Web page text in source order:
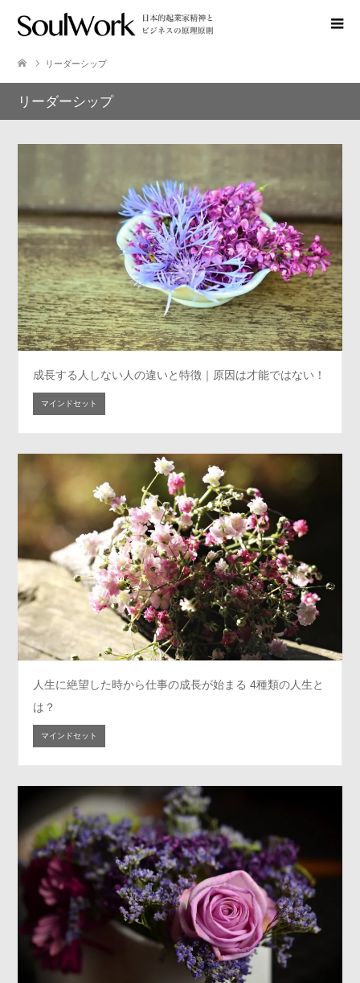
リーダーシップ
リーダーシップ
成長する人しない人の違いと特徴｜原因は才能ではない！
マインドセット
人生に絶望した時から仕事の成長が始まる 4種類の人生と
は？
マインドセット